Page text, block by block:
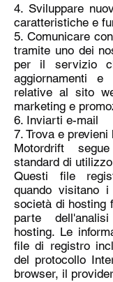
4. Sviluppare
caratteristiche e
5. Comunicare
tramite uno dei
per il servizio
aggiornamenti e
relative al sito
marketing e
6. Inviarti e-mail
7. Trova e previeni
Motordrift
standard di
Questi file
quando visitano
società di hosting
parte
hosting. Le
file di registro
del protocollo
browser, il